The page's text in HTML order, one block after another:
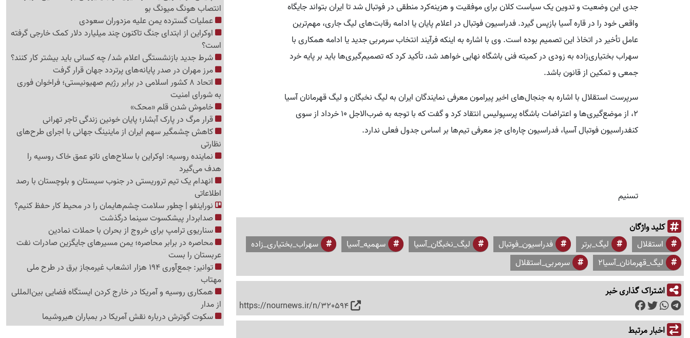
جدی این وضعیت و تدوین یک سیاست کلان برای موفقیت و هزینه‌کرد منطقی در فوتبال شد تا ایران بتواند جایگاه
واقعی خود را در قاره آسیا بازپس گیرد. فدراسیون فوتبال در اعلام پایان یا ادامه رقابت‌های لیگ جاری، مهم‌ترین
عامل تأخیر در اتخاذ این تصمیم بوده است. وی با اشاره به اینکه فرآیند انتخاب سرمربی جدید یا ادامه همکاری با
سهراب بختیاری‌زاده به زودی در کمیته فنی باشگاه نهایی خواهد شد، تأکید کرد که تصمیم‌گیری‌ها باید بر پایه خرد
جمعی و تمکین از قانون باشد.
سرپرست استقلال با اشاره به جنجال‌های اخیر پیرامون معرفی نمایندگان ایران به لیگ نخبگان و لیگ قهرمانان آسیا
۲، از موضع‌گیری‌ها و اعتراضات باشگاه پرسپولیس انتقاد کرد و گفت که با توجه به ضرب‌الاجل ۱۰ خرداد از سوی
کنفدراسیون فوتبال آسیا، فدراسیون چاره‌ای جز معرفی تیم‌ها بر اساس جدول فعلی ندارد.
تسنیم
کلید واژگان
استقلال لیگ_برتر فدراسیون_فوتبال لیگ_نخبگان_آسیا سهمیه_آسیا
سهراب_بختیاری_زاده
لیگ_قهرمانان_آسیا2
سرمربی_استقلال
اشتراک گذاری خبر
https://nournews.ir/n/320594
اخبار مرتبط
انتصاب هونگ میونگ بو
عملیات گسترده یمن علیه مزدوران سعودی
اوکراین از ابتدای جنگ تاکنون چند میلیارد دلار کمک خارجی گرفته
است؟
شرط جدید بازنشستگی اعلام شد/ چه کسانی باید بیشتر کار کنند؟
مرز مهران در صدر پایانه‌های پرتردد جهان قرار گرفت
اتحاد 8 کشور اسلامی در برابر رژیم صهیونیستی؛ فراخوان فوری
به شورای امنیت
خاموش شدن قلم «محک»
قرار مرگ در پارک آبشار؛ پایان خونین زندگی تاجر تهرانی
کاهش چشمگیر سهم ایران از ماینینگ جهانی با اجرای طرح‌های
نظارتی
نماینده روسیه: اوکراین با سلاح‌های ناتو عمق خاک روسیه را
هدف می‌گیرد
انهدام یک تیم تروریستی در جنوب سیستان و بلوچستان با رصد
اطلاعاتی
نوراینفو | چطور سلامت چشم‌هایمان را در محیط کار حفظ کنیم؟
صدابردار پیشکسوت سینما درگذشت
سناریوی ترامپ برای خروج از بحران با حملات نمادین
محاصره در برابر محاصره؛ یمن مسیرهای جایگزین صادرات نفت
عربستان را بست
توانیر: جمع‌آوری 194 هزار انشعاب غیرمجاز برق در طرح ملی
مهتاب
همکاری روسیه و آمریکا در خارج کردن ایستگاه فضایی بین‌المللی
از مدار
سکوت گوترش درباره نقش آمریکا در بمباران هیروشیما